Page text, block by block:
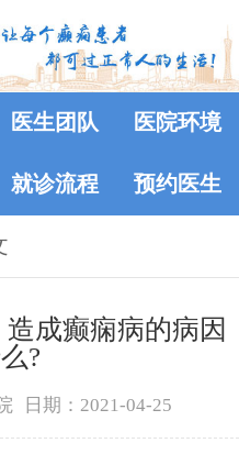
医生团队 医院环境
就诊流程 预约医生
成癫痫病的病因
?
日期：2021-04-25